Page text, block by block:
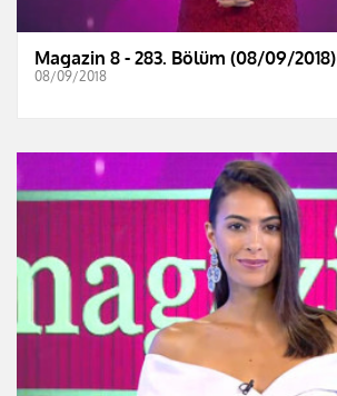
Magazin 8 - 283. Bölüm (08/09/2018)
08/09/2018